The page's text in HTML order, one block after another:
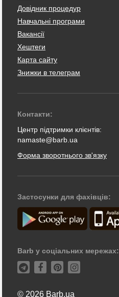
Довідник процедур
Навчальні програми
Вакансії
Хештеги
Карта сайту
Знижки в телеграм
Контакти:
Центр підтримки клієнтів:
namaste@barb.ua
Форма зворотнього зв'язку
Застосунки для фахівців:
Barb у соціальних мережах:
© 2026 Barb.ua